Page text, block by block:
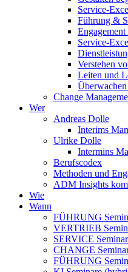
Service-
Führung &
Service-
Verstehen
Leiten und
Change
Wer
Andreas Dolle
Interims
Ulrike Dolle
Intermins
Berufscodex
Methoden und
ADM Insights
Wie
Wann
FÜHRUNG
VERTRIEB
SERVICE
CHANGE
FÜHRUNG